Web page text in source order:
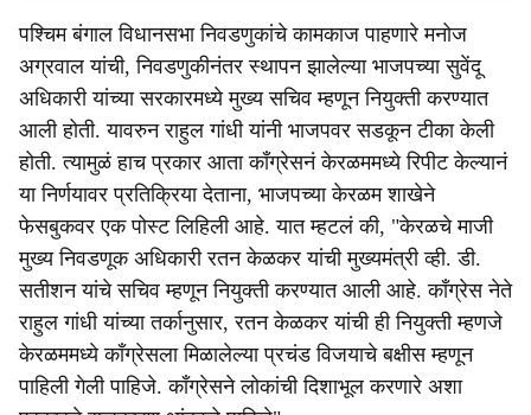
पश्चिम बंगाल विधानसभा निवडणुकांचे कामकाज पाहणारे मनोज
अग्रवाल यांची, निवडणुकीनंतर स्थापन झालेल्या भाजपच्या सुवेंदू
अधिकारी यांच्या सरकारमध्ये मुख्य सचिव म्हणून नियुक्ती करण्यात
आली होती. यावरुन राहुल गांधी यांनी भाजपवर सडकून टीका केली
होती. त्यामुळं हाच प्रकार आता काँग्रेसनं केरळममध्ये रिपीट केल्यानं
या निर्णयावर प्रतिक्रिया देताना, भाजपच्या केरळम शाखेने
फेसबुकवर एक पोस्ट लिहिली आहे. यात म्हटलं की, "केरळचे माजी
मुख्य निवडणूक अधिकारी रतन केळकर यांची मुख्यमंत्री व्ही. डी.
सतीशन यांचे सचिव म्हणून नियुक्ती करण्यात आली आहे. काँग्रेस नेते
राहुल गांधी यांच्या तर्कानुसार, रतन केळकर यांची ही नियुक्ती म्हणजे
केरळममध्ये काँग्रेसला मिळालेल्या प्रचंड विजयाचे बक्षीस म्हणून
पाहिली गेली पाहिजे. काँग्रेसने लोकांची दिशाभूल करणारे अशा